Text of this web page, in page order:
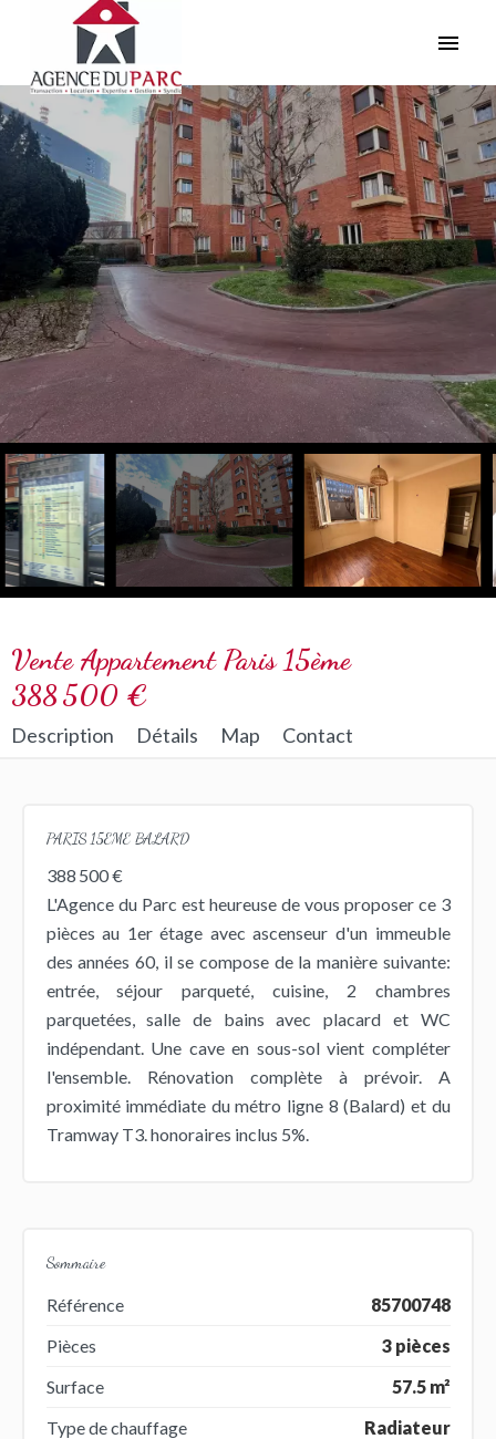
Vente Appartement Paris 15ème
388 500 €
Description Détails Map Contact
PARIS 15EME BALARD
388 500 €
L'Agence du Parc est heureuse de vous proposer ce 3
pièces au 1er étage avec ascenseur d'un immeuble
des années 60, il se compose de la manière suivante:
entrée, séjour parqueté, cuisine, 2 chambres
parquetées, salle de bains avec placard et WC
indépendant. Une cave en sous-sol vient compléter
l'ensemble. Rénovation complète à prévoir. A
proximité immédiate du métro ligne 8 (Balard) et du
Tramway T3. honoraires inclus 5%.
Sommaire
Référence
85700748
Pièces
3 pièces
Surface
57.5 m²
Type de chauffage
Radiateur